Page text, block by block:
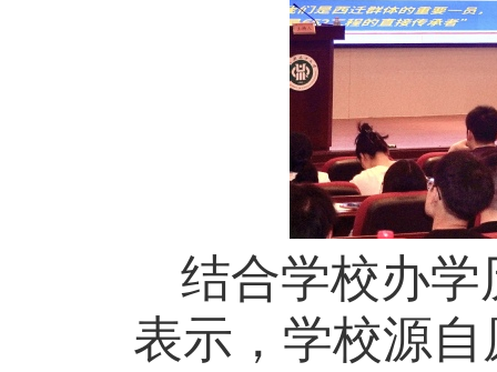
结合学校办
表示，学校源